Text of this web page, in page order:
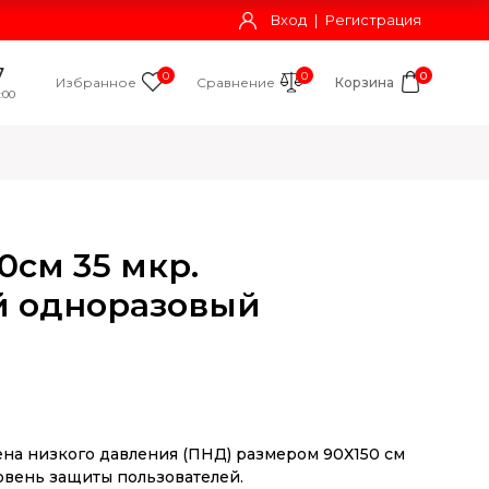
Вход | Регистрация
Избранное 0 Сравнение 0 Корзина 0
35 мкр.
одноразовый
низкого давления (ПНД) размером 90Х150 см
защиты пользователей.